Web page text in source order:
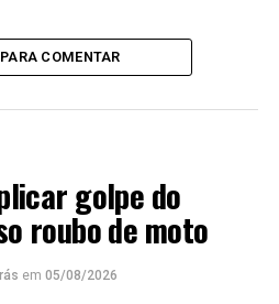
COMENTAR
golpe do
roubo de moto
em 05/08/2026